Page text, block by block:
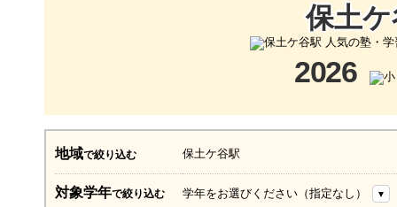
保土
2026
地域で絞り込む 保土ケ谷駅
対象学年で絞り込む 学年をお選びください（指定なし）